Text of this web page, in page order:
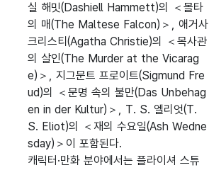
실 해밋(Dashiell Hammett)의 ＜몰타
의 매(The Maltese Falcon)＞, 애거사
크리스티(Agatha Christie)의 ＜목사관
의 살인(The Murder at the Vicarag
e)＞, 지그문트 프로이트(Sigmund Fre
ud)의 ＜문명 속의 불만(Das Unbehag
en in der Kultur)＞, T. S. 엘리엇(T.
S. Eliot)의 ＜재의 수요일(Ash Wedne
sday)＞이 포함된다.
캐릭터·만화 분야에서는 플라이셔 스튜